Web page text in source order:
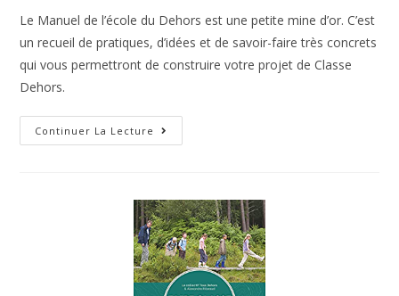
Le Manuel de l’école du Dehors est une petite mine d’or. C’est
un recueil de pratiques, d’idées et de savoir-faire très concrets
qui vous permettront de construire votre projet de Classe
Dehors.
Continuer La Lecture